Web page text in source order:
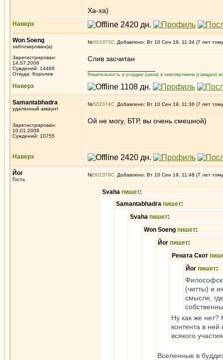
Ха-ха)
Наверх
Won Soeng
заблокирован(а)
Зарегистрирован:
14.07.2006
Суждений: 14466
Откуда: Королев
№502373 Добавлено: Вт 10 Сен 19, 11:34 (7 лет
Слив засчитан
Решительность и усердие (шила) в невозмутимом (самадхи)
Наверх
Samantabhadra
удаленный аккаунт
Зарегистрирован:
10.01.2009
Суждений: 10755
№502374 Добавлено: Вт 10 Сен 19, 11:36 (7 лет
Ой не могу, БТР, вы очень смешной)
Наверх
Йог
Гость
№502378 Добавлено: Вт 10 Сен 19, 11:48 (7 лет
Svaha пишет:
Samantabhadra пишет:
Svaha пишет:
Won Soeng пишет:
Йог пишет:
Рената Скот
Йог пишет:
(читты) и
смысле,
Ну как же нет?
контента в ней
всякого
Вселенные в